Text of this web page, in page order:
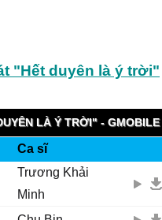
em từ thuở ấy
không rời
đâu là bờ
rất lo
ông trời
"Hết duyên là ý trời"
LÀ Ý TRỜI" - GMOBILE
Ca sĩ
Trương Khải
Minh